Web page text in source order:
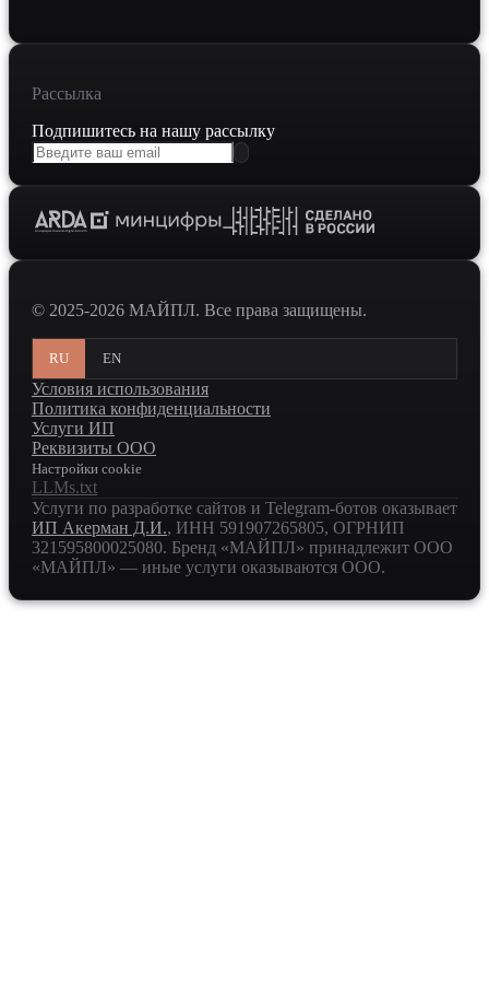
Рассылка
Подпишитесь на нашу рассылку
© 2025-2026 МАЙПЛ. Все права защищены.
RU EN
Условия использования
Политика конфиденциальности
Услуги ИП
Реквизиты ООО
Настройки cookie
LLMs.txt
Услуги по разработке сайтов и Telegram-ботов оказывает
ИП Акерман Д.И., ИНН 591907265805, ОГРНИП
321595800025080. Бренд «МАЙПЛ» принадлежит ООО
«МАЙПЛ» — иные услуги оказываются ООО.